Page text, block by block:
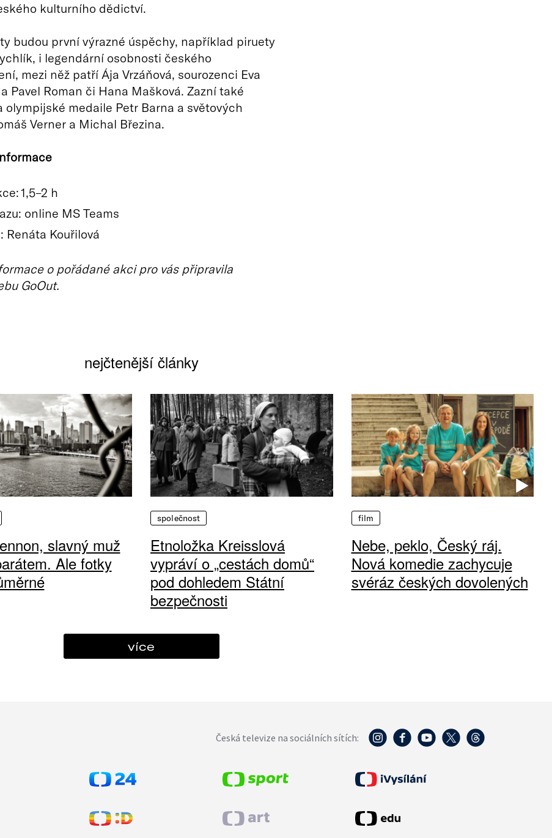
kulturního dědictví.
budou první výrazné úspěchy, například piruety
i legendární osobnosti českého
mezi něž patří Ája Vrzáňová, sourozenci Eva
Pavel Roman či Hana Mašková. Zazní také
olympijské medaile Petr Barna a světových
Verner a Michal Březina.
1,5–2 h
online MS Teams
Renáta Kouřilová
o pořádané akci pro vás připravila
GoOut.
nejčtenější články
slavný muž
Ale fotky
společnost
Etnoložka Kreisslová
vypráví o „cestách domů“
pod dohledem Státní
bezpečnosti
film
Nebe, peklo, Český ráj.
Nová komedie zachycuje
svéráz českých dovolených
více
Česká televize na sociálních sítích: